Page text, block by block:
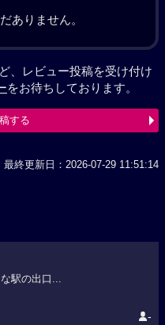
ありません。
、レビュー投稿を受け付け
をお待ちしております。
する
最終更新日：2026-07-29 11:51:14
駅の出口...
-